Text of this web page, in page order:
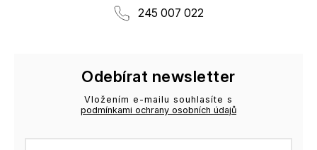
245 007 022
Odebírat newsletter
Vložením e-mailu souhlasíte s
podmínkami ochrany osobních údajů